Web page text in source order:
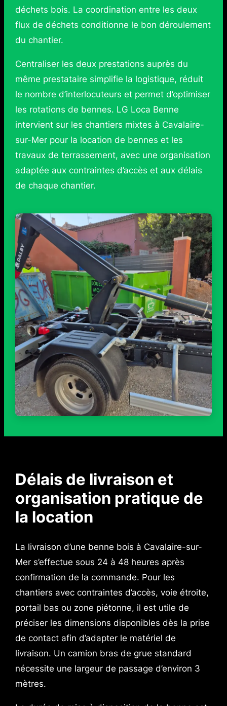
déchets bois. La coordination entre les deux
flux de déchets conditionne le bon déroulement
du chantier.
Centraliser les deux prestations auprès du
même prestataire simplifie la logistique, réduit
le nombre d’interlocuteurs et permet d’optimiser
les rotations de bennes. LG Loca Benne
intervient sur les chantiers mixtes à Cavalaire-
sur-Mer pour la location de bennes et les
travaux de terrassement, avec une organisation
adaptée aux contraintes d’accès et aux délais
de chaque chantier.
Délais de livraison et
organisation pratique de
la location
La livraison d’une benne bois à Cavalaire-sur-
Mer s’effectue sous 24 à 48 heures après
confirmation de la commande. Pour les
chantiers avec contraintes d’accès, voie étroite,
portail bas ou zone piétonne, il est utile de
préciser les dimensions disponibles dès la prise
de contact afin d’adapter le matériel de
livraison. Un camion bras de grue standard
nécessite une largeur de passage d’environ 3
mètres.